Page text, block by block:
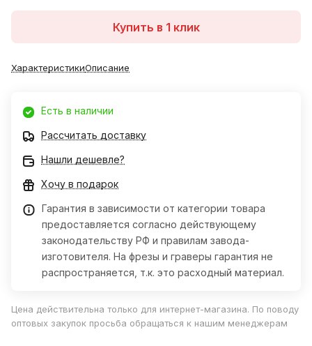
Купить в 1 клик
ХарактеристикиОписание
Есть в наличии
Рассчитать доставку
Нашли дешевле?
Хочу в подарок
Гарантия в зависимости от категории товара
предоставляется согласно действующему
законодательству РФ и правилам завода-
изготовителя. На фрезы и граверы гарантия не
распространяется, т.к. это расходный материал.
Цена действительна только для интернет-магазина. По поводу
оптовых закупок просьба обращаться к нашим менеджерам